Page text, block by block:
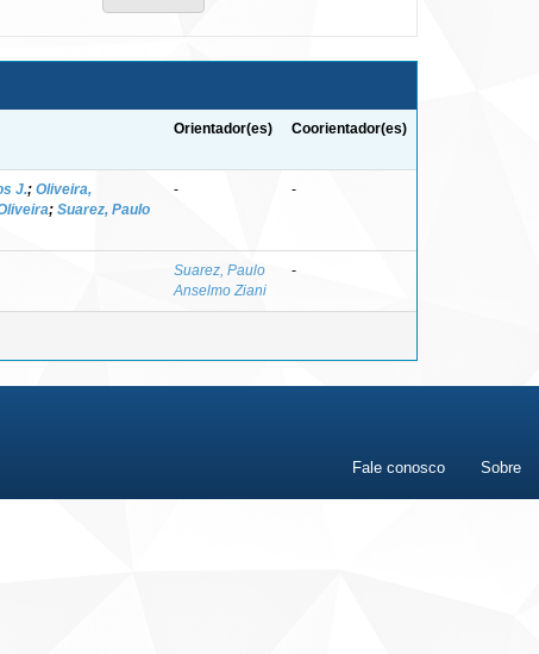
Orientador(es) Coorientador(es)
J.; Oliveira,
; Suarez, Paulo
- -
Suarez, Paulo
Anselmo Ziani
-
Fale conosco Sobre